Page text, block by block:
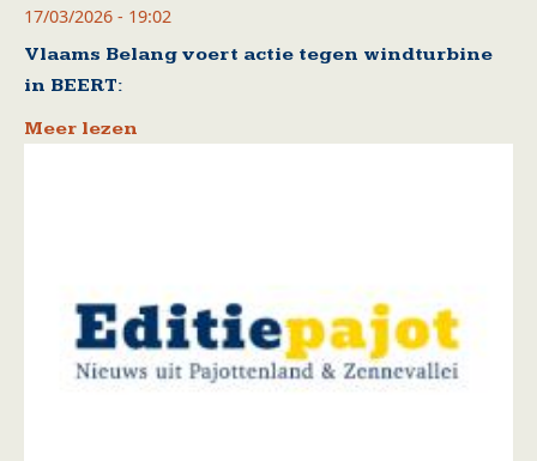
17/03/2026 - 19:02
Vlaams Belang voert actie tegen windturbine
in BEERT:
Meer lezen